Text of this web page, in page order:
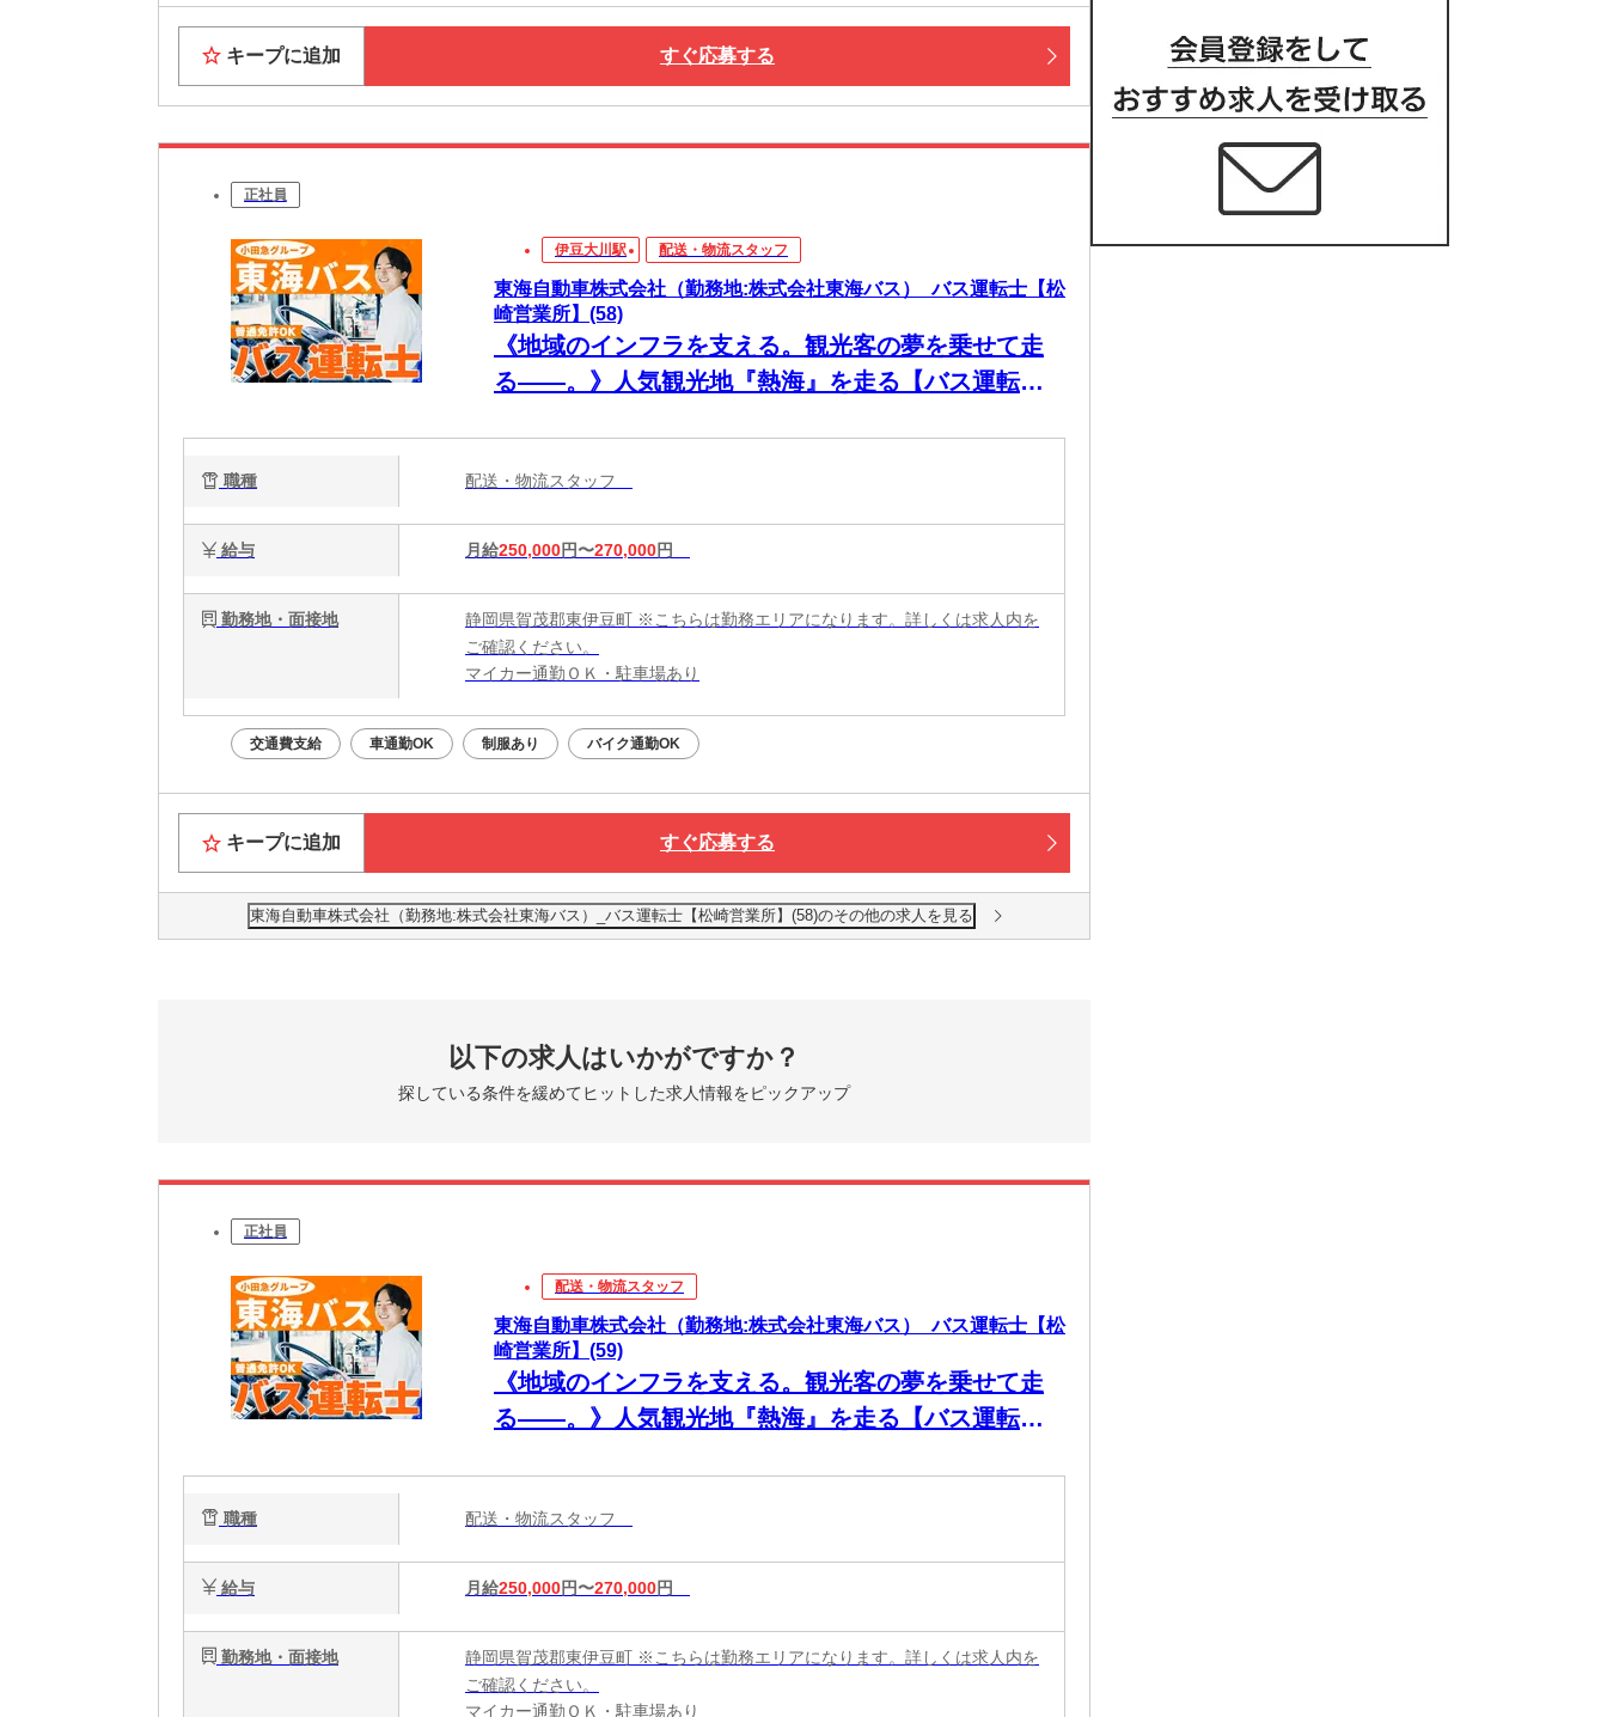
キープに追加 すぐ応募する
正社員
伊豆大川駅 配送・物流スタッフ
東海自動車株式会社（勤務地:株式会社東海バス）_バス運転士【松
崎営業所】(58)
《地域のインフラを支える。観光客の夢を乗せて走
る――。》人気観光地『熱海』を走る【バス運転
職種 配送・物流スタッフ
給与 月給250,000円〜270,000円
勤務地・面接地
静岡県賀茂郡東伊豆町 ※こちらは勤務エリアになります。詳しくは求人内を
ご確認ください。
マイカー通勤ＯＫ・駐車場あり
交通費支給 車通勤OK 制服あり バイク通勤OK
キープに追加 すぐ応募する
東海自動車株式会社（勤務地:株式会社東海バス）_バス運転士【松崎営業所】(58)のその他の求人を見る
以下の求人はいかがですか？
探している条件を緩めてヒットした求人情報をピックアップ
正社員
配送・物流スタッフ
東海自動車株式会社（勤務地:株式会社東海バス）_バス運転士【松
崎営業所】(59)
《地域のインフラを支える。観光客の夢を乗せて走
る――。》人気観光地『熱海』を走る【バス運転
職種 配送・物流スタッフ
給与 月給250,000円〜270,000円
勤務地・面接地
静岡県賀茂郡東伊豆町 ※こちらは勤務エリアになります。詳しくは求人内を
ご確認ください。
マイカー通勤ＯＫ・駐車場あり